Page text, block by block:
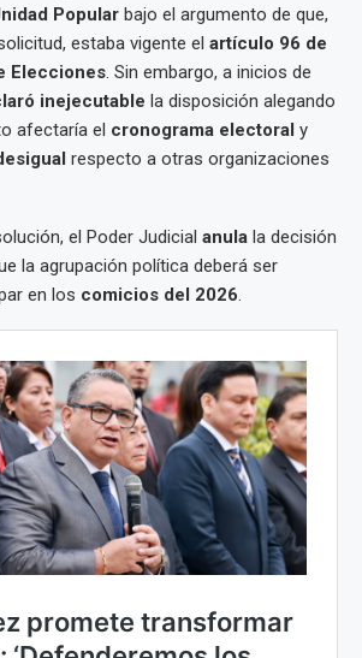
Popular bajo el argumento de que,
estaba vigente el artículo 96 de
Elecciones. Sin embargo, a inicios de
inejecutable la disposición alegando
afectaría el cronograma electoral y
respecto a otras organizaciones
el Poder Judicial anula la decisión
la agrupación política deberá ser
en los comicios del 2026.